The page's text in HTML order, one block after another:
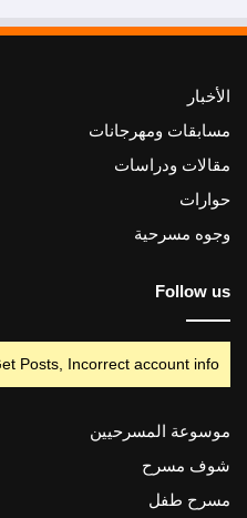
الأخبار
مسابقات ومهرجانات
مقالات ودراسات
حوارات
وجوه مسرحية
Follow us
Posts, Incorrect account info.
موسوعة المسرحيين
شوف مسرح
مسرح طفل